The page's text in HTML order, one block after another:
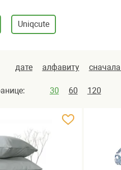
Uniqcute
дате алфавиту
30 60 120